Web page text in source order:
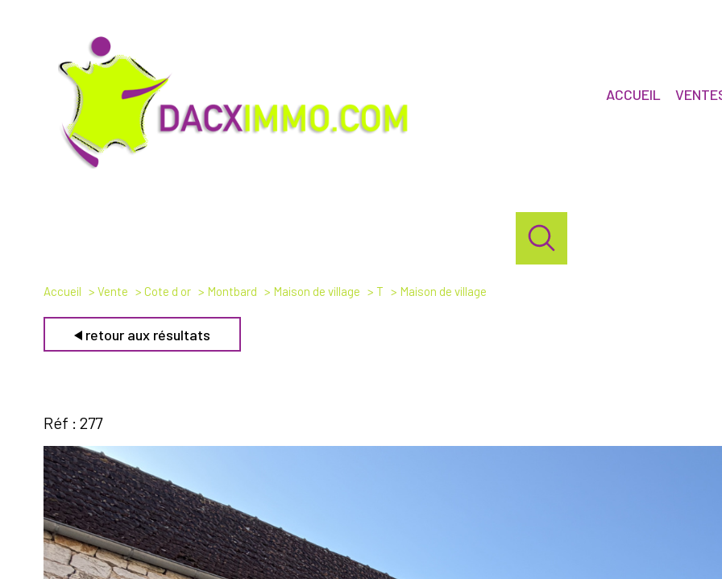
ACCUEIL
Accueil Vente Cote d or Montbard Maison de village T Maison de village
retour aux résultats
Réf : 277